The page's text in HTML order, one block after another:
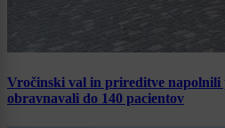
Vročinski val in prireditve napolnili
obravnavali do 140 pacientov